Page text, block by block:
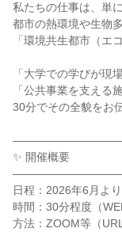
私たちの仕事は、単
都市の熱環境や生物
「環境共生都市（エ
「大学での学びが現
「公共事業を支える
30分でその全貌をお
✨ 開催概要
日程：2026年6月よ
時間：30分程度（
方法：ZOOM等（